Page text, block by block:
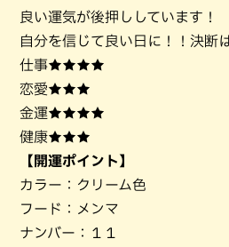
良い運気が後押ししています！
自分を信じて良い日に！！決断
仕事★★★★
恋愛★★★
金運★★★★
健康★★★
【開運ポイント】
カラー：クリーム色
フード：メンマ
ナンバー：１１